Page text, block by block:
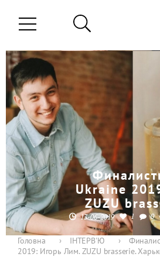
Ukraine
ZUZU
13-06-2019 1 0
Головна › ІНТЕРВ'Ю ›
2019: Игорь Лим. ZUZU brasserie.